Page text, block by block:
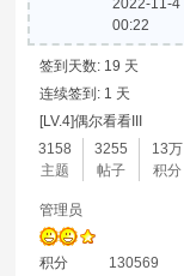
2022-11-4
00:22
签到天数: 19 天
连续签到: 1 天
[LV.4]偶尔看看III
3158
主题
3255
帖子
13万
积分
管理员
积分 130569